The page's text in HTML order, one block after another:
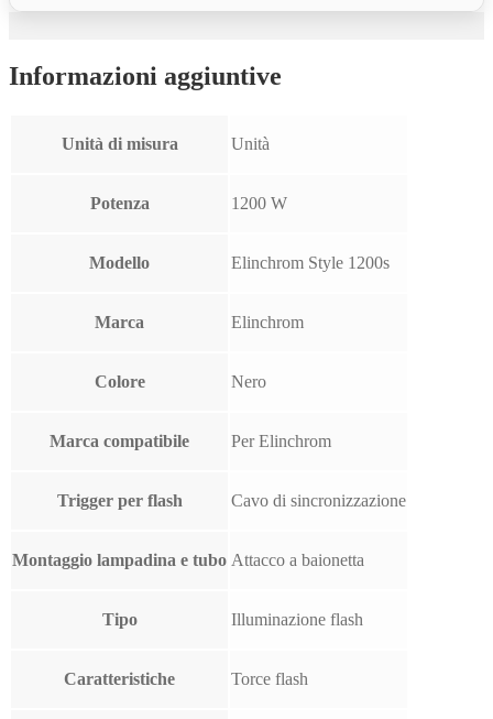
Informazioni aggiuntive
Unità di misura Unità
Potenza 1200 W
Modello Elinchrom Style 1200s
Marca Elinchrom
Colore Nero
Marca compatibile Per Elinchrom
Trigger per flash Cavo di sincronizzazione
Montaggio lampadina e tubo Attacco a baionetta
Tipo Illuminazione flash
Caratteristiche Torce flash